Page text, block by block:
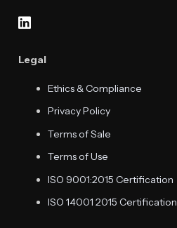
Legal
Ethics & Compliance
Privacy Policy
Terms of Sale
Terms of Use
ISO 9001:2015 Certification
ISO 14001 2015 Certification